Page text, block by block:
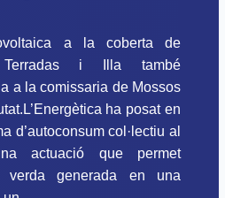
a la coberta de
Terradas i Illa també
a la comissaria de Mossos
ha posat en
d’autoconsum col·lectiu al
actuació que permet
verda generada en una